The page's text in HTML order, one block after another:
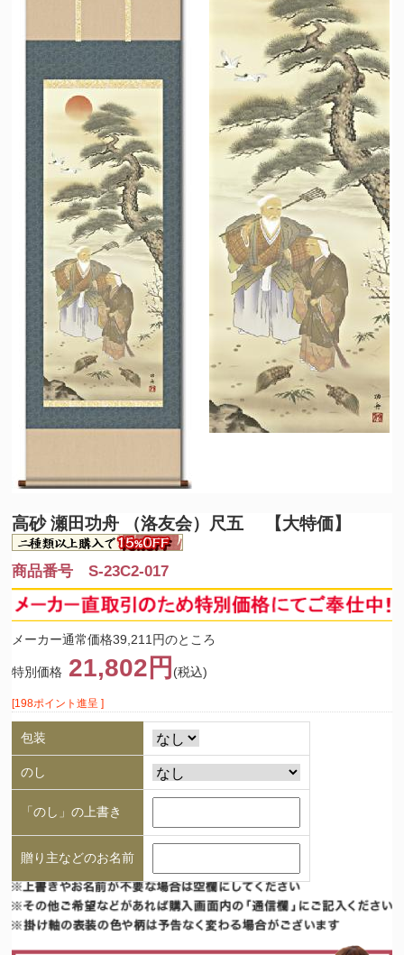
高砂 瀬田功舟 （洛友会）尺五 【大特価】
商品番号 S-23C2-017
メーカー通常価格39,211円のところ
特別価格 21,802円 (税込)
[198ポイント進呈 ]
包装
のし
「のし」の上書き
贈り主などのお名前